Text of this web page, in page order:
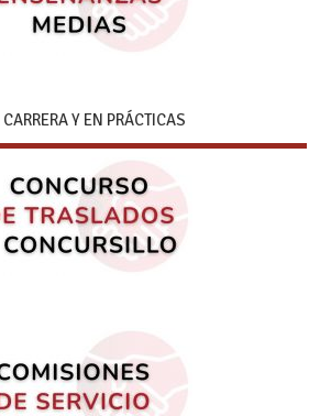
Y EN PRÁCTICAS